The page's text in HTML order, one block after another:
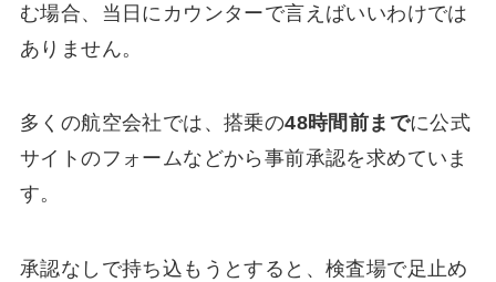
む場合、当日にカウンターで言えばいいわけでは
ありません。
多くの航空会社では、搭乗の48時間前までに公式
サイトのフォームなどから事前承認を求めていま
す。
承認なしで持ち込もうとすると、検査場で足止め